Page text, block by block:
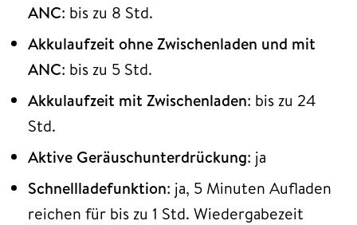
ANC: bis zu 8 Std.
Akkulaufzeit ohne Zwischenladen und mit
ANC: bis zu 5 Std.
Akkulaufzeit mit Zwischenladen: bis zu 24
Std.
Aktive Geräuschunterdrückung: ja
Schnellladefunktion: ja, 5 Minuten Aufladen
reichen für bis zu 1 Std. Wiedergabezeit